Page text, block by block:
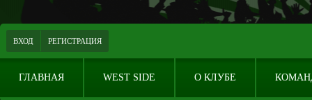
ВХОД РЕГИСТРАЦИЯ
ГЛАВНАЯ WEST SIDE О КЛУБЕ